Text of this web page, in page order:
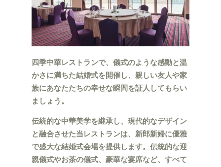
四季中華レストランで、儀式のような感動と温
かさに満ちた結婚式を開催し、親しい友人や家
族にあなたたちの幸せな瞬間を証人してもらい
ましょう。
伝統的な中華美学を継承し、現代的なデザイン
と融合させた当レストランは、新郎新婦に優雅
で盛大な結婚式会場を提供します。伝統的な迎
親儀式やお茶の儀式、豪華な宴席など、すべて